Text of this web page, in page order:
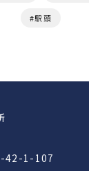
駅頭
42-1-107